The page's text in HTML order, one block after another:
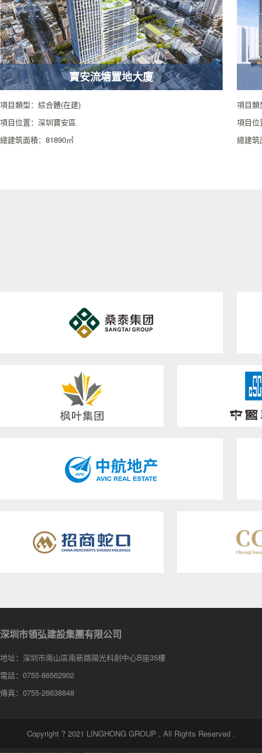
寶安流塘置地大廈
項目類型：綜合體(在建)
項目位置：深圳寶安區
總建筑面積：81890㎡
項目類
項目位
總建筑
深圳市領弘建設集團有限公司
地址：深圳市南山區南新路陽光科創中心B座35樓
電話：0755-86562902
傳真：0755-26638848
Copyright ? 2021 LINGHONG GROUP , All Rights Reserved .